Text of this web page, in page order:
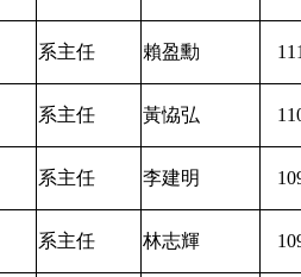
系主任 賴盈勳
系主任 黃恊弘
系主任 李建明
系主任 林志輝